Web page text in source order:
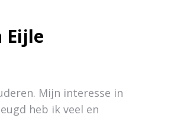
Eijle
Mijn interesse in
heb ik veel en